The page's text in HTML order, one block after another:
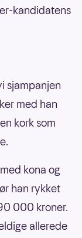
kandidatens
sjampanjen
med han
kork som
kona og
han rykket
000 kroner.
allerede